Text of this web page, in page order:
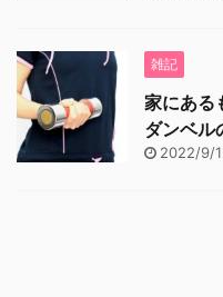
雑記
家にある
ダンベル
2022/9/